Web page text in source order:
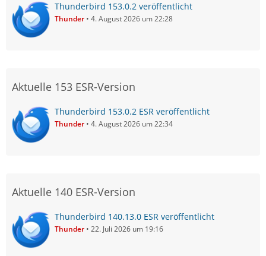
Thunderbird 153.0.2 veröffentlicht
Thunder 4. August 2026 um 22:28
Aktuelle 153 ESR-Version
Thunderbird 153.0.2 ESR veröffentlicht
Thunder 4. August 2026 um 22:34
Aktuelle 140 ESR-Version
Thunderbird 140.13.0 ESR veröffentlicht
Thunder 22. Juli 2026 um 19:16